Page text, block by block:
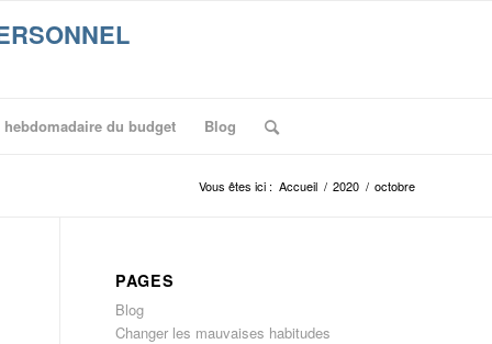
du budget Blog
Vous êtes ici : Accueil / 2020 / octobre
PAGES
Blog
Changer les mauvaises habitudes